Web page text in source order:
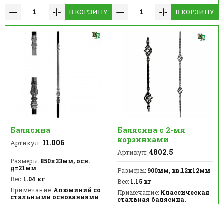
В КОРЗИНУ В КОРЗИНУ
Балясина
Артикул: 11.006
Размеры: 850х33мм, осн.
д=21мм
Вес: 1.04 кг
Примечание: Алюминий со
стальными основаниями
Балясина с 2-мя
корзинками
Артикул: 4802.5
Размеры:900мм, кв.12х12мм
Вес:1.15 кг
Примечание:Классическая
стальная балясина.